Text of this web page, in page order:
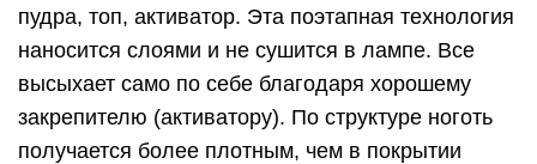
пудра, топ, активатор. Эта поэтапная технология
наносится слоями и не сушится в лампе. Все
высыхает само по себе благодаря хорошему
закрепителю (активатору). По структуре ноготь
получается более плотным, чем в покрытии